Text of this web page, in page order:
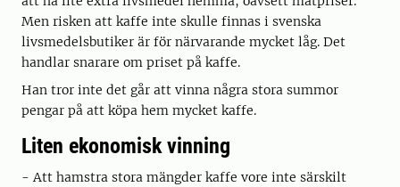
Men risken att kaffe inte skulle finnas i svenska
livsmedelsbutiker är för närvarande mycket låg. Det
handlar snarare om priset på kaffe.
Han tror inte det går att vinna några stora summor
pengar på att köpa hem mycket kaffe.
Liten ekonomisk vinning
- Att hamstra stora mängder kaffe vore inte särskilt